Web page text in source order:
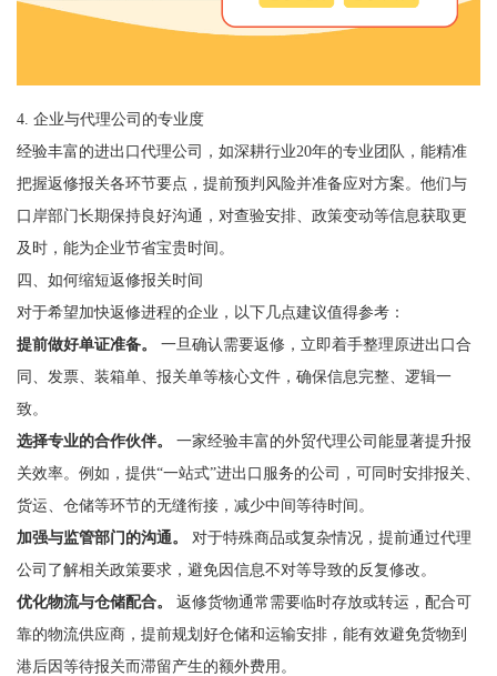
4. 企业与代理公司的专业度
经验丰富的进出口代理公司，如深耕行业20年的专业团队，能精准
把握返修报关各环节要点，提前预判风险并准备应对方案。他们与
口岸部门长期保持良好沟通，对查验安排、政策变动等信息获取更
及时，能为企业节省宝贵时间。
四、如何缩短返修报关时间
对于希望加快返修进程的企业，以下几点建议值得参考：
提前做好单证准备。
一旦确认需要返修，立即着手整理原进出口合
同、发票、装箱单、报关单等核心文件，确保信息完整、逻辑一
致。
选择专业的合作伙伴。
一家经验丰富的外贸代理公司能显著提升报
关效率。例如，提供“一站式”进出口服务的公司，可同时安排报关、
货运、仓储等环节的无缝衔接，减少中间等待时间。
加强与监管部门的沟通。
对于特殊商品或复杂情况，提前通过代理
公司了解相关政策要求，避免因信息不对等导致的反复修改。
优化物流与仓储配合。
返修货物通常需要临时存放或转运，配合可
靠的物流供应商，提前规划好仓储和运输安排，能有效避免货物到
港后因等待报关而滞留产生的额外费用。